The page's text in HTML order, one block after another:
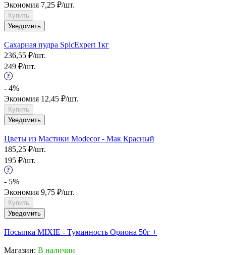
Экономия 7,25 ₽/шт.
Купить
Уведомить
Сахарная пудра SpicExpert 1кг
236,55 ₽/шт.
249 ₽/шт.
?
- 4%
Экономия 12,45 ₽/шт.
Купить
Уведомить
Цветы из Мастики Modecor - Мак Красный
185,25 ₽/шт.
195 ₽/шт.
?
- 5%
Экономия 9,75 ₽/шт.
Купить
Уведомить
Посыпка MIXIE - Туманность Ориона 50г +
Магазин: В наличии